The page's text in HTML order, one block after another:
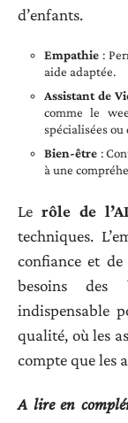
d’enfants.
Empathie :
aide adaptée.
Assistant de
comme le
spécialisées
Bien-être :
à une
Le rôle de
techniques.
confiance et
besoins des
indispensable
qualité, où les
compte que les
A lire en